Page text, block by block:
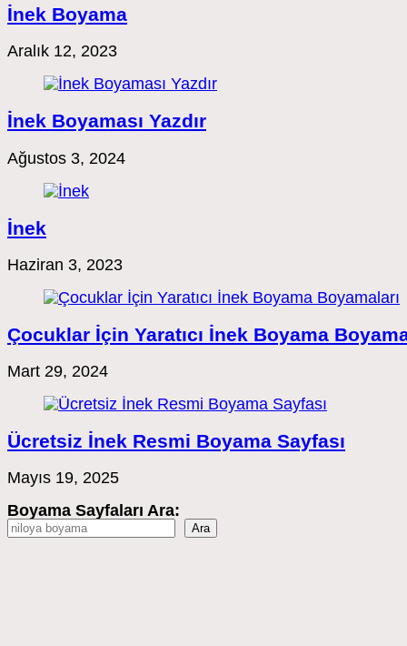
İnek Boyama
Aralık 12, 2023
İnek Boyaması Yazdır
Ağustos 3, 2024
İnek
Haziran 3, 2023
Çocuklar İçin Yaratıcı İnek Boyama
Mart 29, 2024
Ücretsiz İnek Resmi Boyama Sayfası
Mayıs 19, 2025
Boyama Sayfaları Ara:
Ara